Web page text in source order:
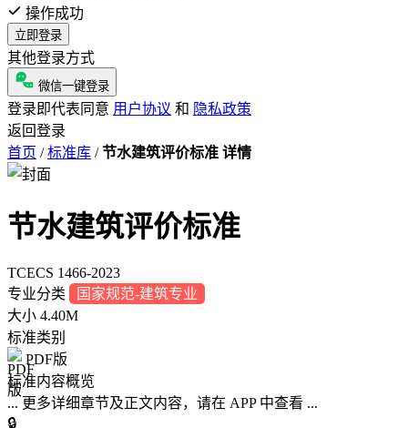
操作成功
立即登录
其他登录方式
微信一键登录
登录即代表同意 用户协议 和 隐私政策
返回登录
首页 / 标准库 / 节水建筑评价标准 详情
节水建筑评价标准
TCECS 1466-2023
专业分类
国家规范-建筑专业
大小 4.40M
标准类别
PDF版
标准内容概览
... 更多详细章节及正文内容，请在 APP 中查看 ...
🔒